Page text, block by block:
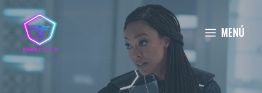
Saltar
contenido
MENÚ